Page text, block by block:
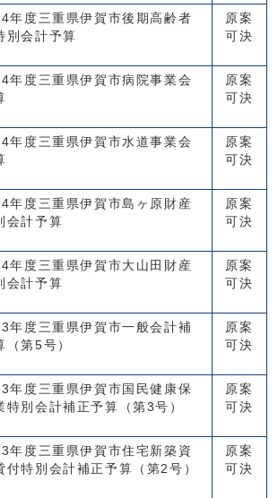
年度三重県伊賀市後期高齢者
別会計予算
原案
可決
年度三重県伊賀市病院事業会
原案
可決
年度三重県伊賀市水道事業会
原案
可決
年度三重県伊賀市島ヶ原財産
会計予算
原案
可決
年度三重県伊賀市大山田財産
会計予算
原案
可決
年度三重県伊賀市一般会計補
（第5号）
原案
可決
年度三重県伊賀市国民健康保
特別会計補正予算（第3号）
原案
可決
年度三重県伊賀市住宅新築資
付特別会計補正予算（第2号）
原案
可決